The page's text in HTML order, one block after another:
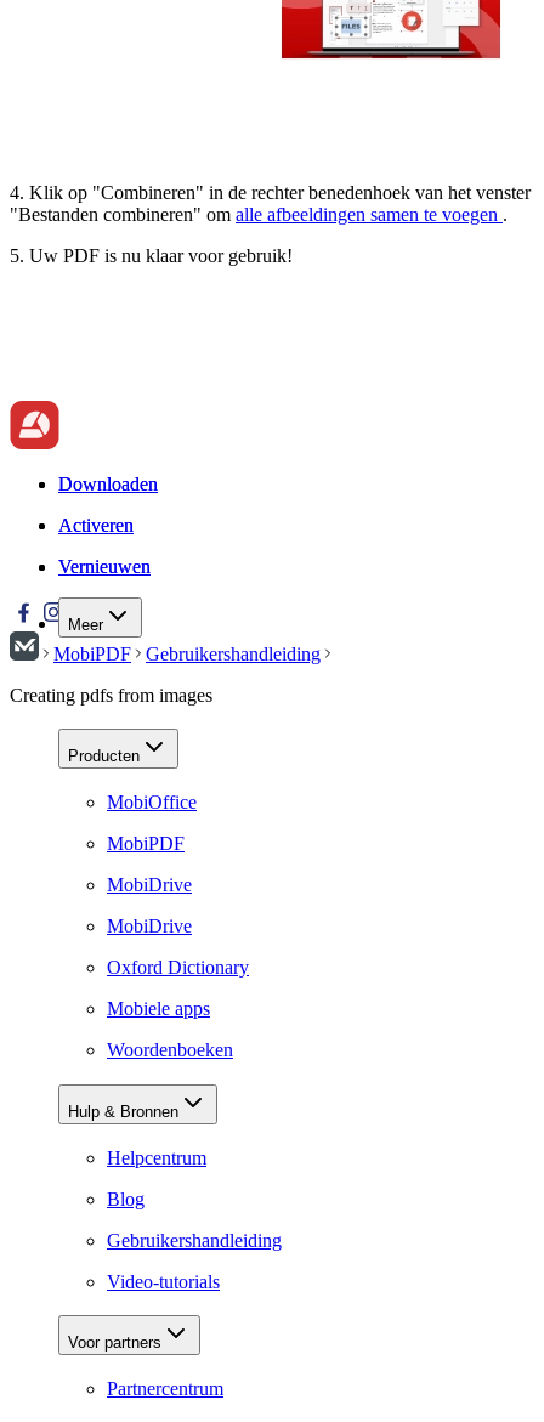
4. Klik op "Combineren" in de rechter benedenhoek van het venster
"Bestanden combineren" om alle afbeeldingen samen te voegen .
5. Uw PDF is nu klaar voor gebruik!
Downloaden
Activeren
Vernieuwen
Meer
Downloaden
Activeren
Vernieuwen
MobiPDF
Gebruikershandleiding
Creating pdfs from images
Producten
MobiOffice
MobiPDF
MobiDrive
MobiDrive
Oxford Dictionary
Mobiele apps
Woordenboeken
Hulp & Bronnen
Helpcentrum
Blog
Gebruikershandleiding
Video-tutorials
Voor partners
Partnercentrum